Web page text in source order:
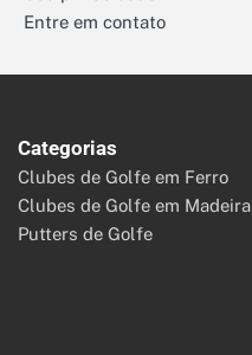
Entre em contato
Categorias
Clubes de Golfe em Ferro
Clubes de Golfe em Madeira
Putters de Golfe